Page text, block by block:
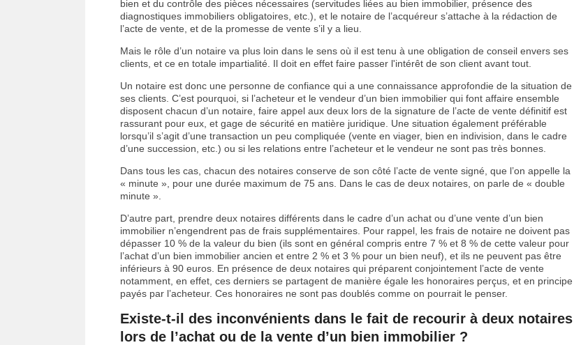
bien et du contrôle des pièces nécessaires (servitudes liées au bien immobilier, présence des
diagnostiques immobiliers obligatoires, etc.), et le notaire de l’acquéreur s’attache à la rédaction de
l’acte de vente, et de la promesse de vente s’il y a lieu.
Mais le rôle d’un notaire va plus loin dans le sens où il est tenu à une obligation de conseil envers ses
clients, et ce en totale impartialité. Il doit en effet faire passer l'intérêt de son client avant tout.
Un notaire est donc une personne de confiance qui a une connaissance approfondie de la situation de
ses clients. C’est pourquoi, si l’acheteur et le vendeur d’un bien immobilier qui font affaire ensemble
disposent chacun d’un notaire, faire appel aux deux lors de la signature de l’acte de vente définitif est
rassurant pour eux, et gage de sécurité en matière juridique. Une situation également préférable
lorsqu’il s’agit d’une transaction un peu compliquée (vente en viager, bien en indivision, dans le cadre
d’une succession, etc.) ou si les relations entre l’acheteur et le vendeur ne sont pas très bonnes.
Dans tous les cas, chacun des notaires conserve de son côté l’acte de vente signé, que l’on appelle la
« minute », pour une durée maximum de 75 ans. Dans le cas de deux notaires, on parle de « double
minute ».
D’autre part, prendre deux notaires différents dans le cadre d’un achat ou d’une vente d’un bien
immobilier n’engendrent pas de frais supplémentaires. Pour rappel, les frais de notaire ne doivent pas
dépasser 10 % de la valeur du bien (ils sont en général compris entre 7 % et 8 % de cette valeur pour
l’achat d’un bien immobilier ancien et entre 2 % et 3 % pour un bien neuf), et ils ne peuvent pas être
inférieurs à 90 euros. En présence de deux notaires qui préparent conjointement l’acte de vente
notamment, en effet, ces derniers se partagent de manière égale les honoraires perçus, et en principe
payés par l’acheteur. Ces honoraires ne sont pas doublés comme on pourrait le penser.
Existe-t-il des inconvénients dans le fait de recourir à deux notaires
lors de l’achat ou de la vente d’un bien immobilier ?